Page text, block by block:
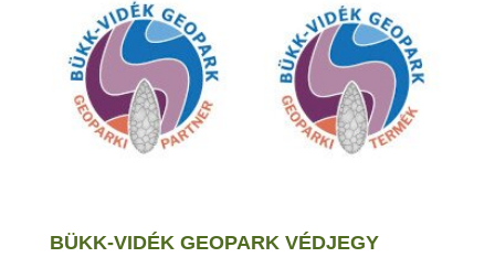
BÜKK-VIDÉK GEOPARK VÉDJEGY